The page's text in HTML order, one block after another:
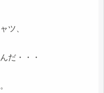
ツ、
だ・・・